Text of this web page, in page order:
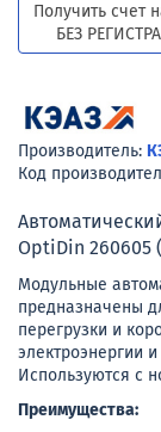
Получить счет
БЕЗ
Производитель:
Код
OptiDin 260605
Модульные
предназначены
перегрузки и
электроэнергии
Используются с
Преимущества: